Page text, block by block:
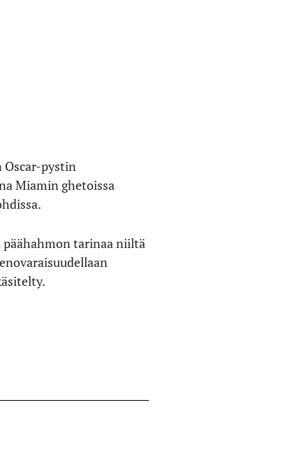
Oscar-pystin
Miamin ghetoissa
tarinaa niiltä